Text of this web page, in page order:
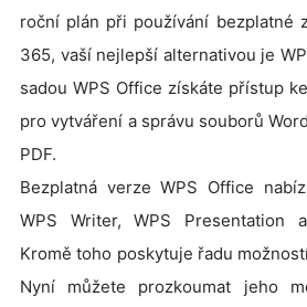
roční plán při používání bezplatné
365, vaší nejlepší alternativou je
sadou WPS Office získáte přístup
pro vytváření a správu souborů
PDF.
Bezplatná verze WPS Office
WPS Writer, WPS Presentation
Kromě toho poskytuje řadu
Nyní můžete prozkoumat jeho